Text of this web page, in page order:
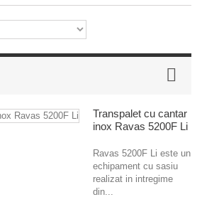
Transpalet cu cantar
inox Ravas 5200F Li
Ravas 5200F Li este un
echipament cu sasiu
realizat in intregime
din...